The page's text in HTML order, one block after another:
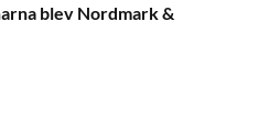
blev Nordmark &